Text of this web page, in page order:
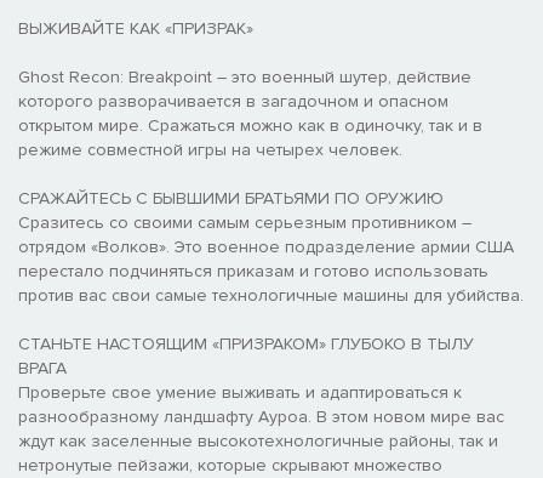
ВЫЖИВАЙТЕ КАК «ПРИЗРАК»
Ghost Recon: Breakpoint – это военный шутер, действие
которого разворачивается в загадочном и опасном
открытом мире. Сражаться можно как в одиночку, так и в
режиме совместной игры на четырех человек.
СРАЖАЙТЕСЬ С БЫВШИМИ БРАТЬЯМИ ПО ОРУЖИЮ
Сразитесь со своими самым серьезным противником –
отрядом «Волков». Это военное подразделение армии США
перестало подчиняться приказам и готово использовать
против вас свои самые технологичные машины для убийства.
СТАНЬТЕ НАСТОЯЩИМ «ПРИЗРАКОМ» ГЛУБОКО В ТЫЛУ
ВРАГА
Проверьте свое умение выживать и адаптироваться к
разнообразному ландшафту Ауроа. В этом новом мире вас
ждут как заселенные высокотехнологичные районы, так и
нетронутые пейзажи, которые скрывают множество